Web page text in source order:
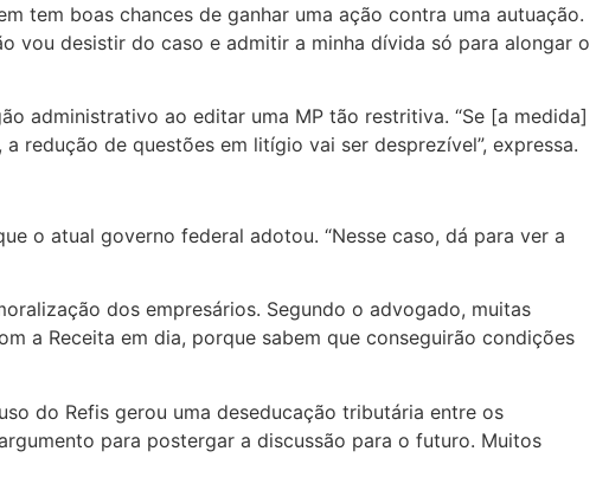
tem boas chances de ganhar uma ação contra uma autuação.
vou desistir do caso e admitir a minha dívida só para alongar o
administrativo ao editar uma MP tão restritiva. “Se [a medida]
de questões em litígio vai ser desprezível”, expressa.
o atual governo federal adotou. “Nesse caso, dá para ver a
dos empresários. Segundo o advogado, muitas
a Receita em dia, porque sabem que conseguirão condições
do Refis gerou uma deseducação tributária entre os
para postergar a discussão para o futuro. Muitos